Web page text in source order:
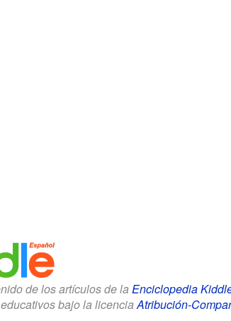
de los artículos de la Enciclopedia
bajo la licenciaAtribución-